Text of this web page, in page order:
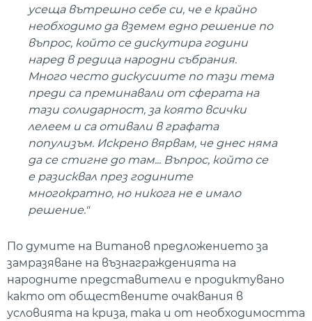
усеща вътрешно себе си, че е крайно
необходимо да вземем едно решение по
въпрос, който се дискутира години
наред в редица народни събрания.
Много често дискусиите по тази тема
преди са преминавали от сферата на
тази солидарност, за която всички
лелеем и са отивали в графата
популизъм. Искрено вярвам, че днес няма
да се стигне до там... Въпрос, който се
е разисквал през годините
многократно, но никога не е имало
решение."
По думите на Витанов предложението за
замразяване на възнагражденията на
народните представители е продиктувано
както от обществените очаквания в
условията на криза, така и от необходимостта